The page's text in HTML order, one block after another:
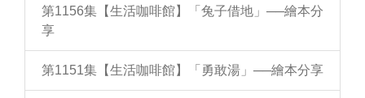
第1156集【生活咖啡館】「兔子借地」──繪本分
享
第1151集【生活咖啡館】「勇敢湯」──繪本分享